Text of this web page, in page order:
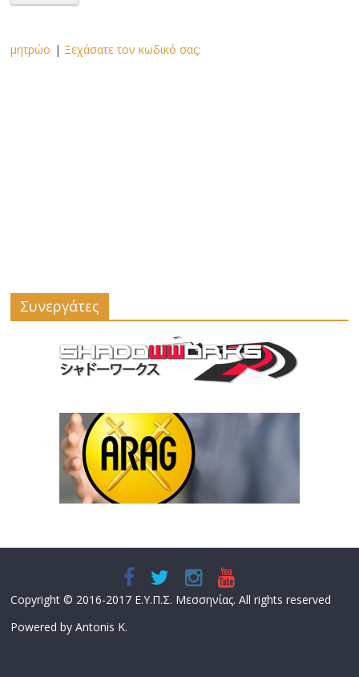
μητρώο | Ξεχάσατε τον κωδικό σας;
Συνεργάτες
Copyright © 2016-2017 Ε.Υ.Π.Σ. Μεσσηνίας. All rights reserved
Powered by Antonis K.